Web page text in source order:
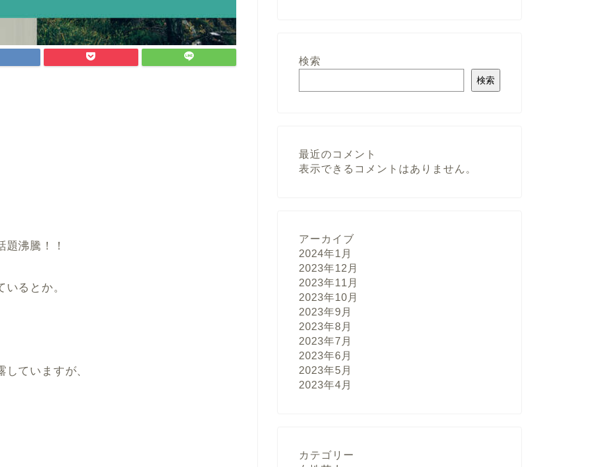
題沸騰！！
るとか。
ていますが、
検索
検索
最近のコメント
表示できるコメントはありません。
アーカイブ
2024年1月
2023年12月
2023年11月
2023年10月
2023年9月
2023年8月
2023年7月
2023年6月
2023年5月
2023年4月
カテゴリー